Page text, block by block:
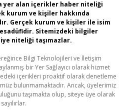
yer alan içerikler haber niteliği
kurum ve kişiler hakkında
Gerçek kurum ve kişiler ile isim
Sitemizdeki bilgiler
niteliği taşımazlar.
Bilgi Teknolojileri ve İletişim
bir Yer Sağlayıcı olarak hizmet
içerikleri proaktif olarak denetleme
bulunmamaktadır. Ancak, üyelerimiz
taşımakta olup, siteye üye olarak